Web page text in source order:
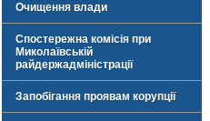
Очищення влади
Спостережна комісія при
Миколаївській
райдержадміністрації
Запобігання проявам корупції